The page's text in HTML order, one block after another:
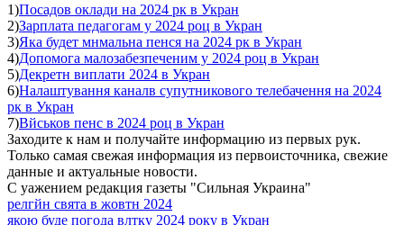
1)Посадов оклади на 2024 рк в Укран
2)Зарплата педагогам у 2024 роц в Укран
3)Яка будет мнмальна пенся на 2024 рк в Укран
4)Допомога малозабезпеченим у 2024 роц в Укран
5)Декретн виплати 2024 в Укран
6)Налаштування каналв супутникового телебачення на 2024
рк в Укран
7)Вйськов пенс в 2024 роц в Укран
Заходите к нам и получайте информацию из первых рук.
Только самая свежая информация из первоисточника, свежие
данные и актуальные новости.
С уажением редакция газеты "Сильная Украина"
релгйн свята в жовтн 2024
якою буде погода влтку 2024 року в Укран